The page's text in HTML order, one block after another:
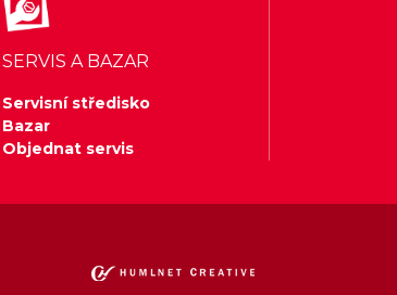
SERVIS A BAZAR
Servisní středisko
Bazar
Objednat servis